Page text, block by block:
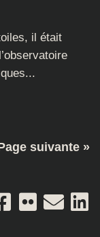
il était
suivante »